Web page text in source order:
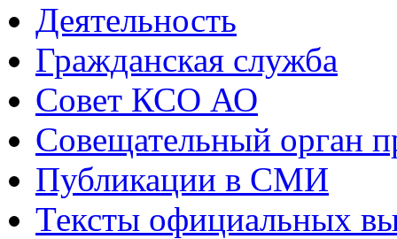
Деятельность
Гражданская служба
Совет КСО АО
Совещательный орган
Публикации в СМИ
Тексты официальных